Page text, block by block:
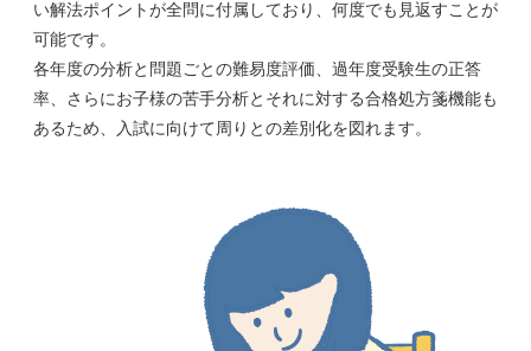
い解法ポイントが全問に付属しており、何度でも見返すことが
可能です。
各年度の分析と問題ごとの難易度評価、過年度受験生の正答
率、さらにお子様の苦手分析とそれに対する合格処方箋機能も
あるため、入試に向けて周りとの差別化を図れます。